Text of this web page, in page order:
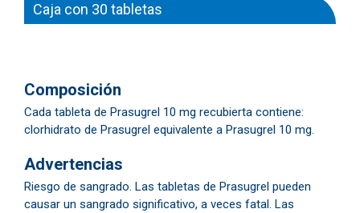
Caja con 30 tabletas
Composición
Cada tableta de Prasugrel 10 mg recubierta contiene:
clorhidrato de Prasugrel equivalente a Prasugrel 10 mg.
Advertencias
​Riesgo de sangrado. Las tabletas de Prasugrel pueden
causar un sangrado significativo, a veces fatal. Las